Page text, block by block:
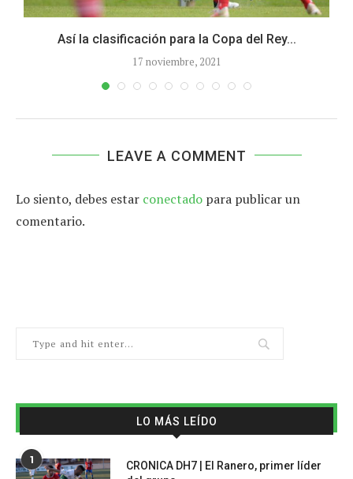
Así la clasificación para la Copa del Rey...
17 noviembre, 2021
LEAVE A COMMENT
Lo siento, debes estar conectado para publicar un
comentario.
LO MÁS LEÍDO
1
CRONICA DH7 | El Ranero, primer líder